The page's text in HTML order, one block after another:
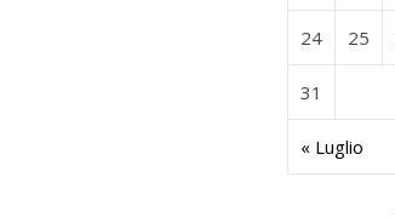
« Luglio
24 25
31